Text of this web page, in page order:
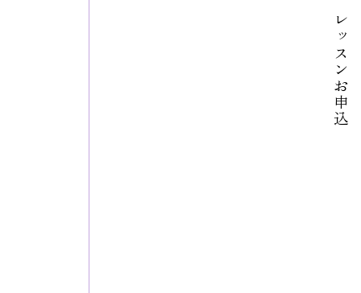
レッスンお申込